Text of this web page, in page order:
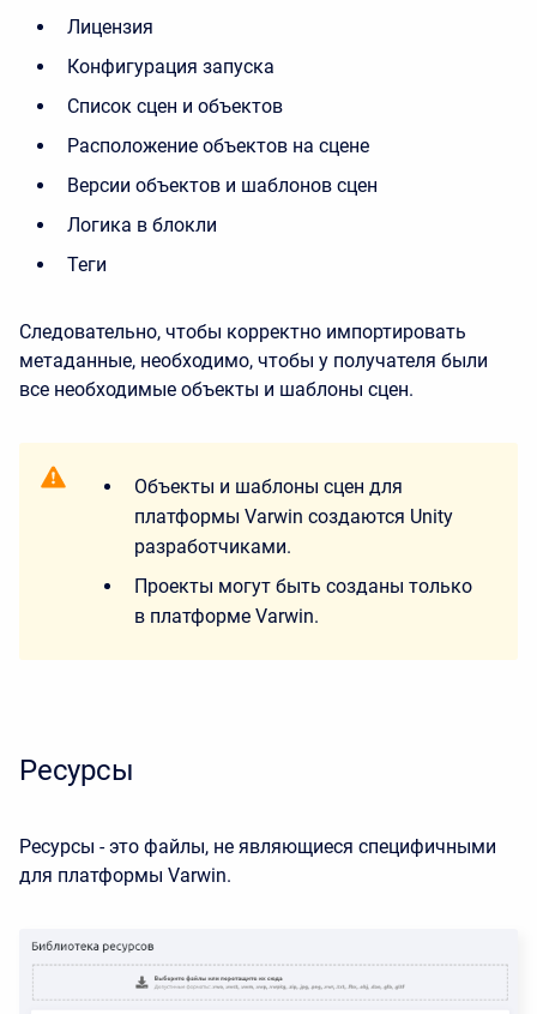
Лицензия
Конфигурация запуска
Список сцен и объектов
Расположение объектов на сцене
Версии объектов и шаблонов сцен
Логика в блокли
Теги
Следовательно, чтобы корректно импортировать
метаданные, необходимо, чтобы у получателя были
все необходимые объекты и шаблоны сцен.
Объекты и шаблоны сцен для
платформы Varwin создаются Unity
разработчиками.
Проекты могут быть созданы только
в платформе Varwin.
Ресурсы
Ресурсы - это файлы, не являющиеся специфичными
для платформы Varwin.